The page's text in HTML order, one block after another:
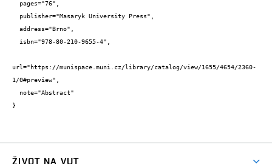
url="https://munispace.muni.cz/library/catalog/view/1655/4654/2360-
1/0#preview",
}
ŽIVOT NA VUT